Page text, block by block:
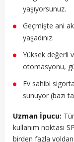
yaşıyorsunuz.
Geçmişte ani
yaşadınız.
Yüksek değerli
otomasyonu,
Ev sahibi
sunuyor (bazı
Uzman İpucu:
kullanım noktası
birden fazla